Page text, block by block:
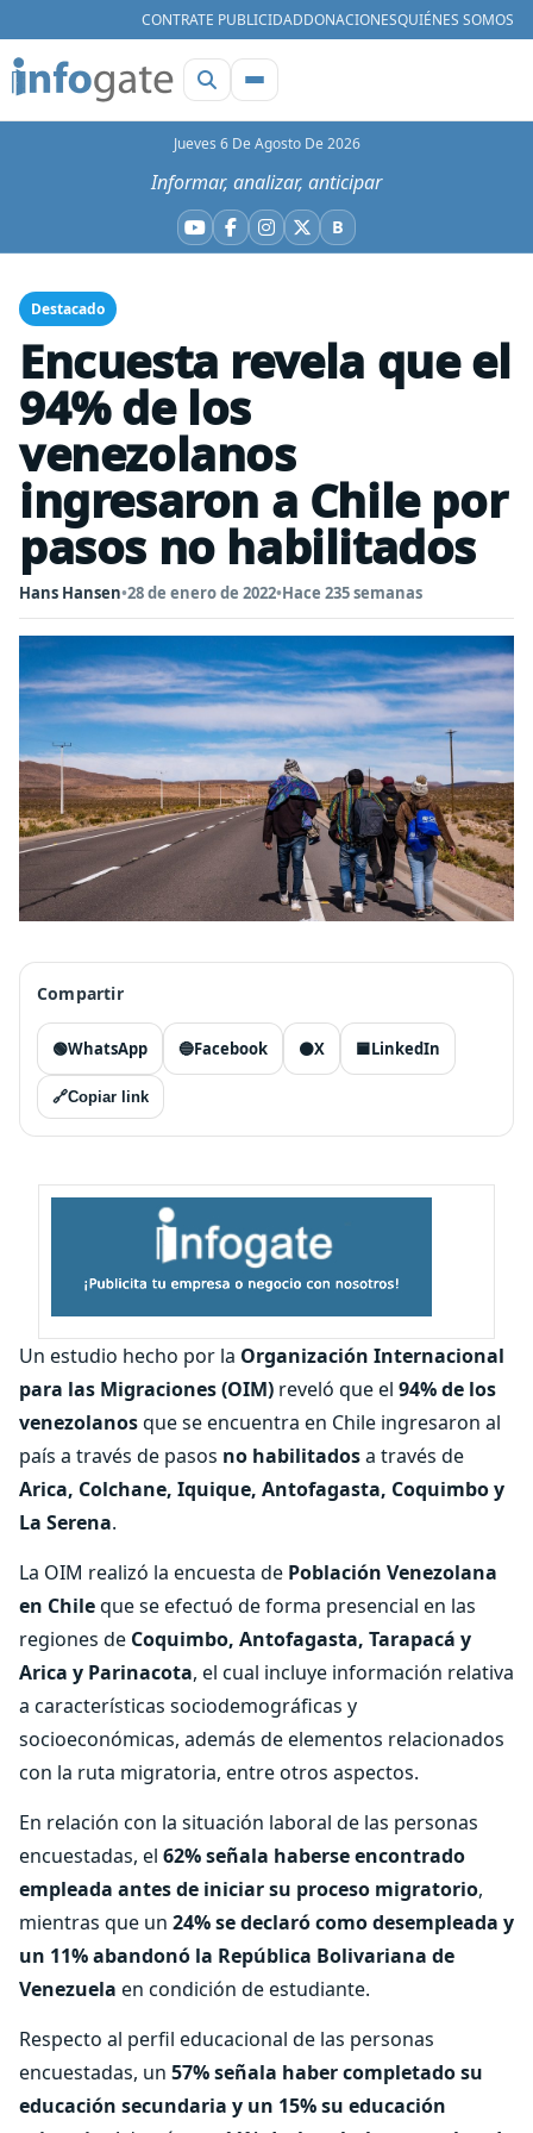
CONTRATE PUBLICIDADDONACIONESQUIÉNES SOMOS
Jueves 6 De Agosto De 2026
Informar, analizar, anticipar
YouTube
Facebook
Instagram
X BBluesky
Destacado
Encuesta revela que el
94% de los
venezolanos
ingresaron a Chile por
pasos no habilitados
Hans Hansen•28 de enero de 2022•Hace 235 semanas
Compartir
🟢WhatsApp 🔵Facebook ⚫X 🟦LinkedIn
🔗Copiar link
Un estudio hecho por la Organización Internacional
para las Migraciones (OIM) reveló que el 94% de los
venezolanosque se encuentra en Chile ingresaron al
país a través de pasos no habilitadosa través de
Arica, Colchane, Iquique, Antofagasta, Coquimbo y
La Serena.
La OIM realizó la encuesta de Población Venezolana
en Chileque se efectuó de forma presencial en las
regiones de Coquimbo, Antofagasta, Tarapacá y
Arica y Parinacota, el cual incluye información relativa
a características sociodemográficas y
socioeconómicas, además de elementos relacionados
con la ruta migratoria, entre otros aspectos.
En relación con la situación laboral de las personas
encuestadas, el 62% señala haberse encontrado
empleada antes de iniciar su proceso migratorio,
mientras que un 24% se declaró como desempleada y
un 11% abandonó la República Bolivariana de
Venezuela en condición de estudiante.
Respecto al perfil educacional de las personas
encuestadas, un 57% señala haber completado su
educación secundaria y un 15% su educación